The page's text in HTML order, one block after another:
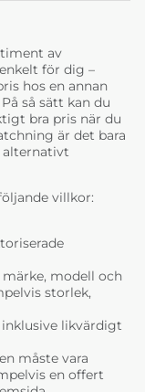
av
för dig –
hos en annan
så sätt kan du
bra pris när du
är det bara
alternativt
villkor:
modell och
storlek,
likvärdigt
måste vara
en offert